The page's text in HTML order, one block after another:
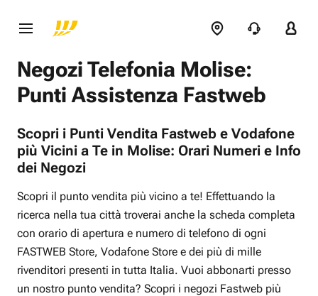
Negozi Telefonia Molise:
Punti Assistenza Fastweb
Scopri i Punti Vendita Fastweb e Vodafone
più Vicini a Te in Molise: Orari Numeri e Info
dei Negozi
Scopri il punto vendita più vicino a te! Effettuando la
ricerca nella tua città troverai anche la scheda completa
con orario di apertura e numero di telefono di ogni
FASTWEB Store, Vodafone Store e dei più di mille
rivenditori presenti in tutta Italia. Vuoi abbonarti presso
un nostro punto vendita? Scopri i negozi Fastweb più